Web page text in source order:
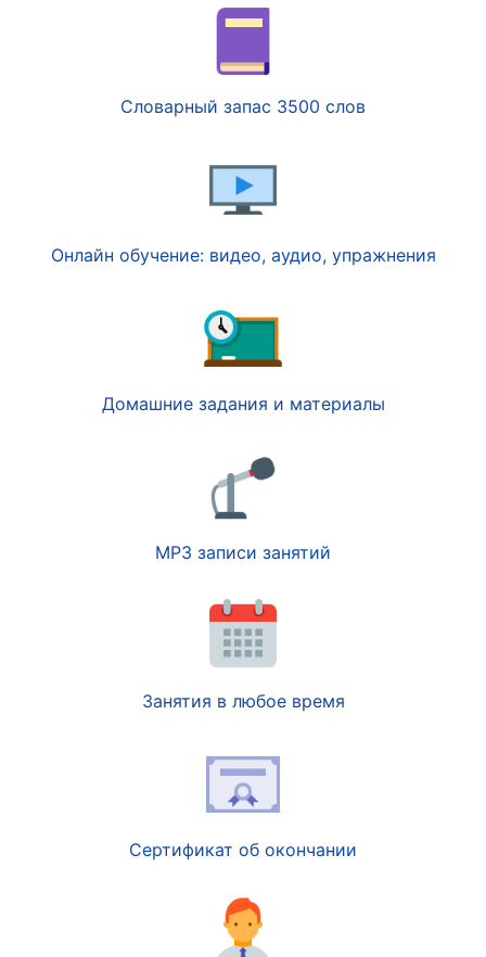
Словарный запас 3500 слов
Онлайн обучение: видео, аудио, упражнения
Домашние задания и материалы
MP3 записи занятий
Занятия в любое время
Сертификат об окончании